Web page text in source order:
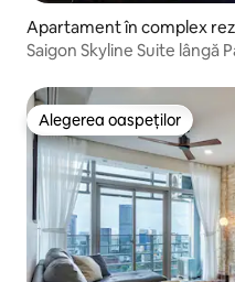
Apartament în complex
Saigon Skyline Suite lângă
Alegerea oaspeților
Alegerea oaspeților